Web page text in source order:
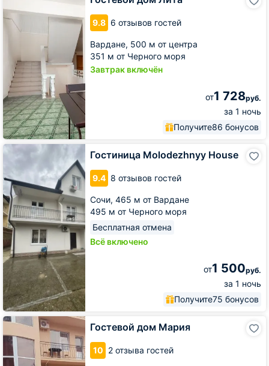
9.8 6 отзывов гостей
Вардане, 500 м от центра
351 м от Черного моря
Завтрак включён
от1 728руб.
за 1 ночь
Получите86 бонусов
Гостиница Molodezhnyy House
9.4 8 отзывов гостей
Сочи, 465 м от Вардане
495 м от Черного моря
Бесплатная отмена
Всё включено
от1 500руб.
за 1 ночь
Получите75 бонусов
Гостиница
Molodezhnyy
House
Гостевой дом Мария
10 2 отзыва гостей
Гостевой
Мария